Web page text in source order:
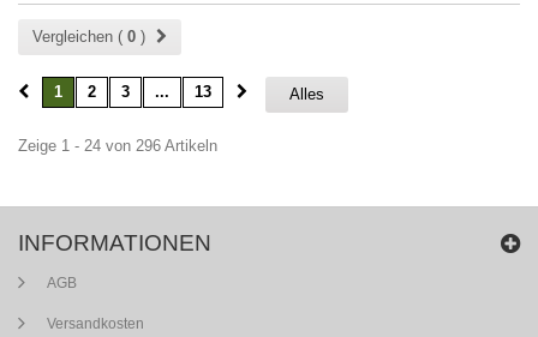
Vergleichen ( 0 )
Alles
1 2 3 ... 13
Zeige 1 - 24 von 296 Artikeln
INFORMATIONEN
AGB
Versandkosten